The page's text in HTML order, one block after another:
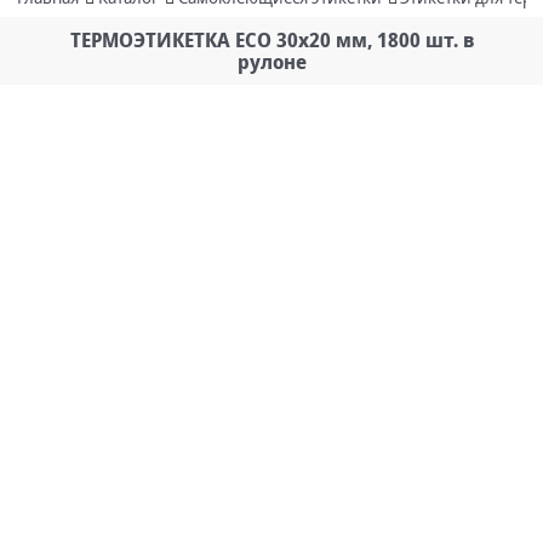
ТЕРМОЭТИКЕТКА ECO 30х20 мм, 1800 шт. в
рулоне